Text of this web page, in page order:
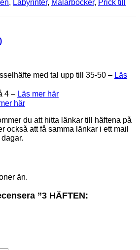
, Labyrinter, Målarböcker, Prick till
med tal upp till 35-50 – Läs
4 – Läs mer här
här
du att hitta länkar till häftena på
också att få samma länkar i ett mail
än.
”3 HÄFTEN: